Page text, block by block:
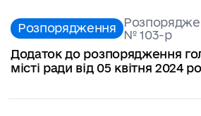
Розпорядження № 103-р
Додаток до розпорядження
місті ради від 05 квітня 2024